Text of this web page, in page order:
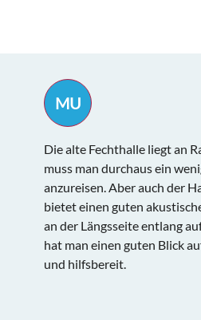
MU
Die alte Fechthalle liegt an
muss man durchaus ein
anzureisen. Aber auch der
bietet einen guten
an der Längsseite entlang
hat man einen guten Blick
und hilfsbereit.